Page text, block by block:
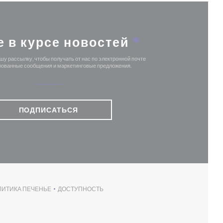
в курсе новостей *
рассылку, чтобы получать от нас по электронной почте
сообщения и маркетинговые предложения.
ПОДПИСАТЬСЯ
ПЕЧЕНЬЕ
((ОТКРЫВАЕТСЯ В НОВОМ ОКНЕ))
ДОСТУПНОСТЬ
((ОТКРЫВАЕТСЯ В НОВОМ ОКНЕ))